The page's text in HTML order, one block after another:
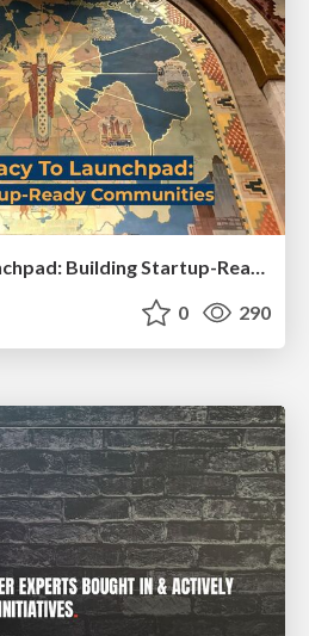
0 290